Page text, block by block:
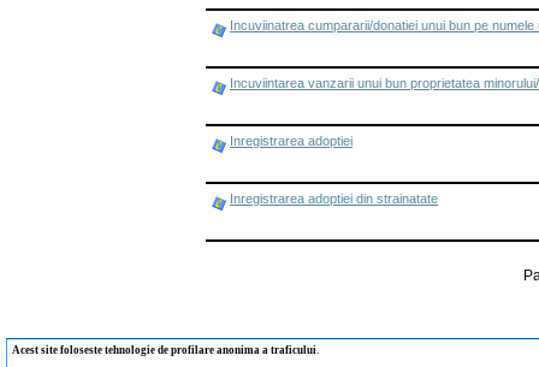
Incuviinatrea cumpararii/donatiei unui bun pe
Incuviintarea vanzarii unui bun proprietatea
Inregistrarea adoptiei
Inregistrarea adoptiei din strainatate
Acest site foloseste tehnologie de profilare anonima a traficului.